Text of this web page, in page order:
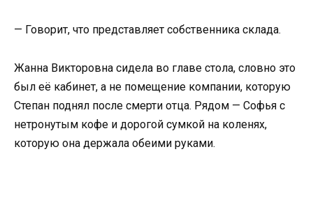
— Говорит, что представляет собственника склада.
Жанна Викторовна сидела во главе стола, словно это
был её кабинет, а не помещение компании, которую
Степан поднял после смерти отца. Рядом — Софья с
нетронутым кофе и дорогой сумкой на коленях,
которую она держала обеими руками.